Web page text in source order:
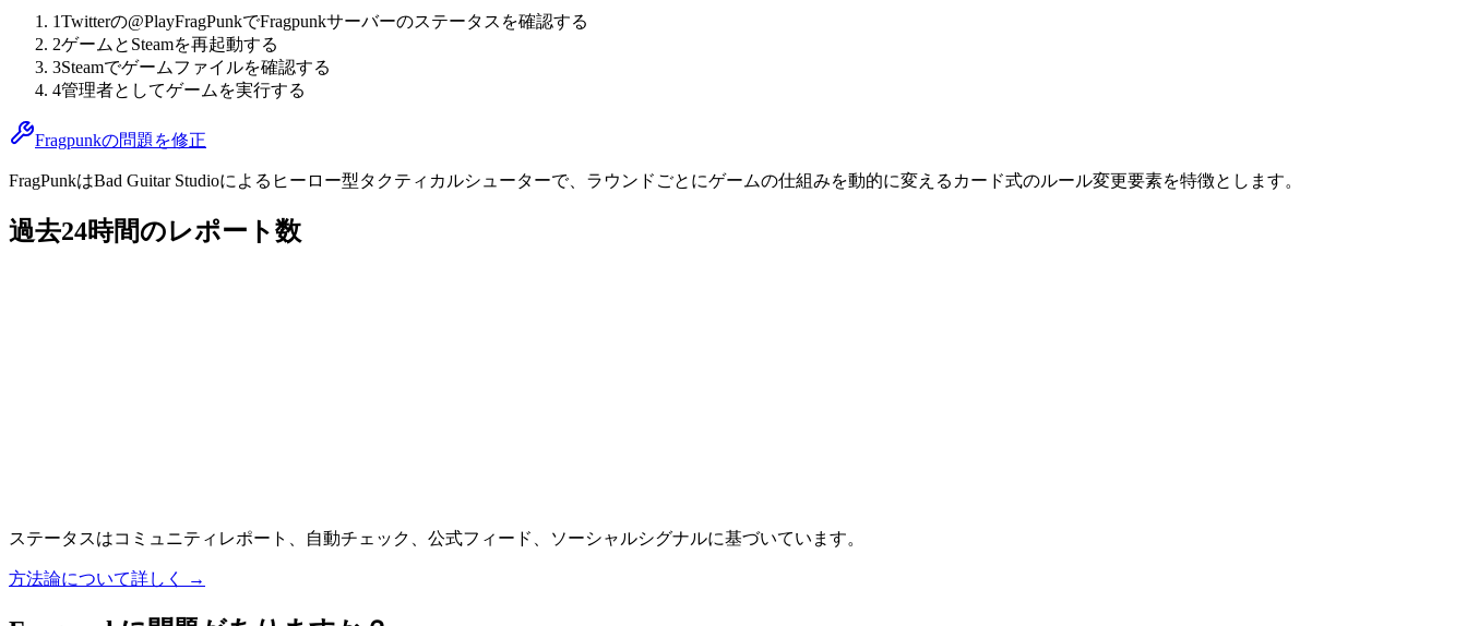
1Twitterの@PlayFragPunkでFragpunkサーバーのステータスを確認する
2ゲームとSteamを再起動する
3Steamでゲームファイルを確認する
4管理者としてゲームを実行する
Fragpunkの問題を修正
FragPunkはBad Guitar Studioによるヒーロー型タクティカルシューターで、ラウンドごとにゲームの仕組みを動的に変えるカード式のルール変更要素を特徴とします。
過去24時間のレポート数
ステータスはコミュニティレポート、自動チェック、公式フィード、ソーシャルシグナルに基づいています。
方法論について詳しく →